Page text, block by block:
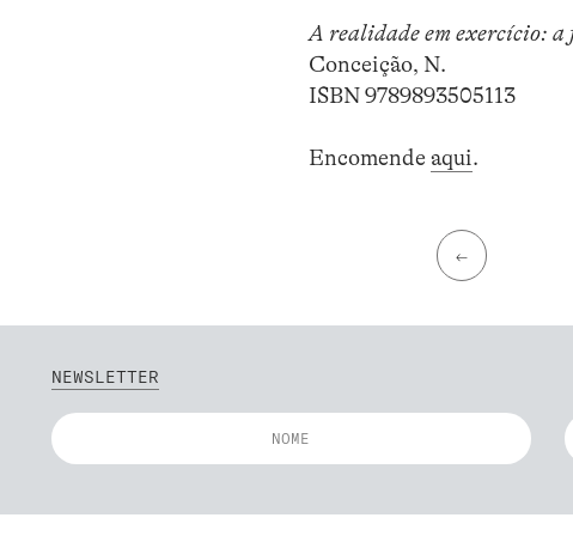
A realidade em exercício:
Conceição, N.
ISBN 9789893505113
Encomende aqui.
←
NEWSLETTER